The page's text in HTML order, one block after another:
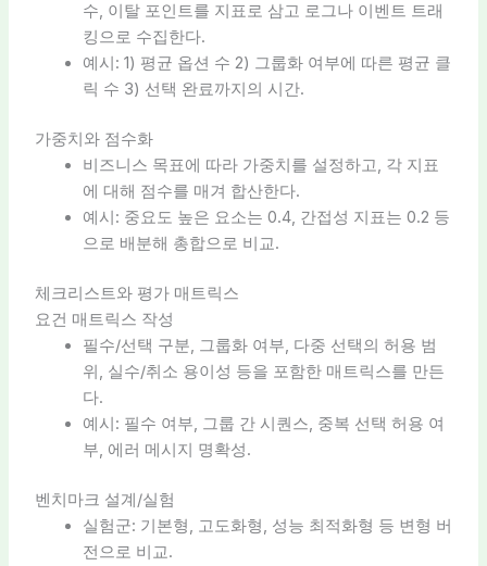
수, 이탈 포인트를 지표로 삼고 로그나 이벤트 트래
킹으로 수집한다.
예시: 1) 평균 옵션 수 2) 그룹화 여부에 따른 평균 클
릭 수 3) 선택 완료까지의 시간.
가중치와 점수화
비즈니스 목표에 따라 가중치를 설정하고, 각 지표
에 대해 점수를 매겨 합산한다.
예시: 중요도 높은 요소는 0.4, 간접성 지표는 0.2 등
으로 배분해 총합으로 비교.
체크리스트와 평가 매트릭스
요건 매트릭스 작성
필수/선택 구분, 그룹화 여부, 다중 선택의 허용 범
위, 실수/취소 용이성 등을 포함한 매트릭스를 만든
다.
예시: 필수 여부, 그룹 간 시퀀스, 중복 선택 허용 여
부, 에러 메시지 명확성.
벤치마크 설계/실험
실험군: 기본형, 고도화형, 성능 최적화형 등 변형 버
전으로 비교.